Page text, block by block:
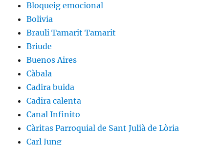
Bloqueig emocional
Bolivia
Brauli Tamarit Tamarit
Briude
Buenos Aires
Càbala
Cadira buida
Cadira calenta
Canal Infinito
Càritas Parroquial de Sant Julià de Lòria
Carl Jung